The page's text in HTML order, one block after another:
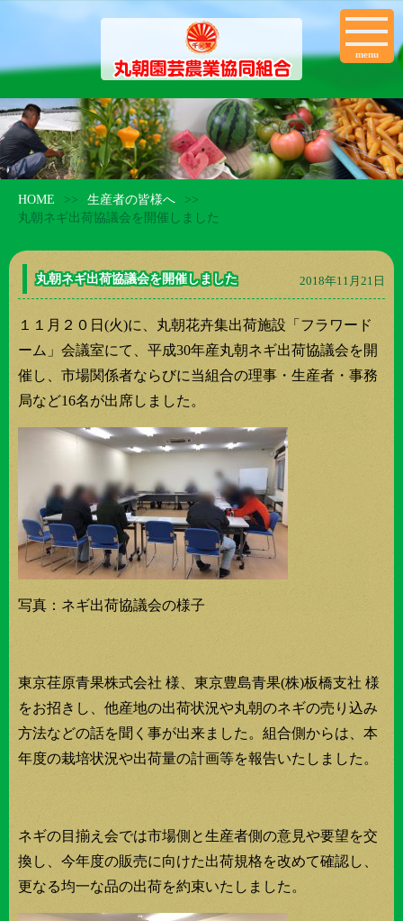
menu
HOME >> 生産者の皆様へ
>>
丸朝ネギ出荷協議会を開催しました
丸朝ネギ出荷協議会を開催しました 2018年11月21日
１１月２０日(火)に、丸朝花卉集出荷施設「フラワード
ーム」会議室にて、平成30年産丸朝ネギ出荷協議会を開
催し、市場関係者ならびに当組合の理事・生産者・事務
局など16名が出席しました。
写真：ネギ出荷協議会の様子
東京荏原青果株式会社 様、東京豊島青果(株)板橋支社 様
をお招きし、他産地の出荷状況や丸朝のネギの売り込み
方法などの話を聞く事が出来ました。組合側からは、本
年度の栽培状況や出荷量の計画等を報告いたしました。
ネギの目揃え会では市場側と生産者側の意見や要望を交
換し、今年度の販売に向けた出荷規格を改めて確認し、
更なる均一な品の出荷を約束いたしました。